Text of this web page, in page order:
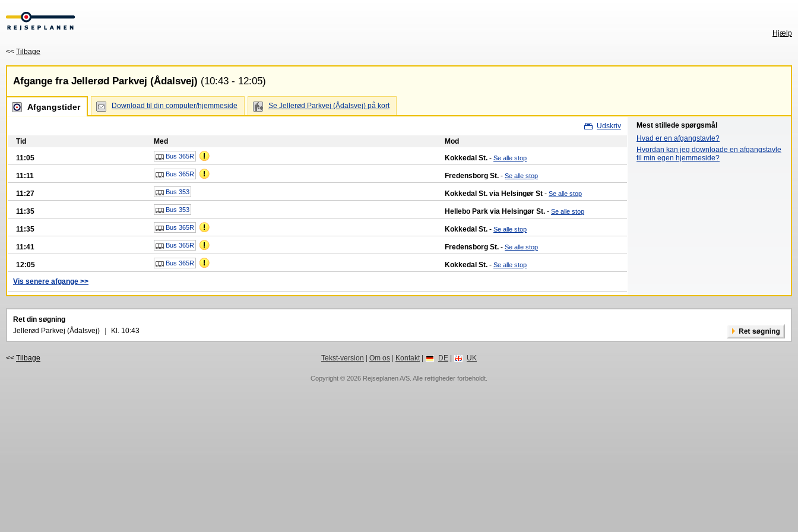
Hjælp
<< Tilbage
Afgange fra Jellerød Parkvej (Ådalsvej) (10:43 - 12:05)
Afgangstider Download til din computer/hjemmeside Se Jellerød Parkvej (Ådalsvej) på kort
Udskriv
Tid
Med
Mod
11:05
Bus 365R Kokkedal St. - Se alle stop
11:11 Bus 365R Fredensborg St. - Se alle stop
11:27 Bus 353 Kokkedal St. via Helsingør St - Se alle stop
11:35 Bus 353 Hellebo Park via Helsingør St. - Se alle stop
11:35 Bus 365R Kokkedal St. - Se alle stop
11:41 Bus 365R Fredensborg St. - Se alle stop
12:05 Bus 365R Kokkedal St. - Se alle stop
Vis senere afgange >>
Mest stillede spørgsmål
Hvad er en afgangstavle?
Hvordan kan jeg downloade en afgangstavle
til min egen hjemmeside?
Ret din søgning
Jellerød Parkvej (Ådalsvej)
Kl. 10:43
<< Tilbage Tekst-version Om os| Kontakt| DE| UK
Copyright © 2026 Rejseplanen A/S . Alle rettigheder forbeholdt.